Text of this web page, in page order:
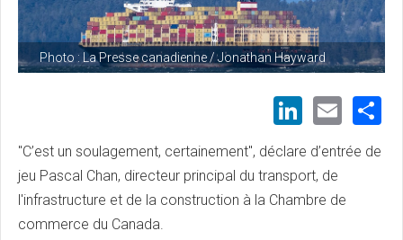
Photo : La Presse canadienne / Jonathan Hayward
C’est un soulagement, certainement , déclare d’entrée de
jeu Pascal Chan, directeur principal du transport, de
l'infrastructure et de la construction à la Chambre de
commerce du Canada.